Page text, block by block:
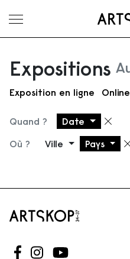
Ouvrir le menu
Expositions
Exposition en ligne
Quand ? Date
Où ? Ville Pays
Suivez-nous sur Facebook
Suivez-nous sur
Suivez-nous sur